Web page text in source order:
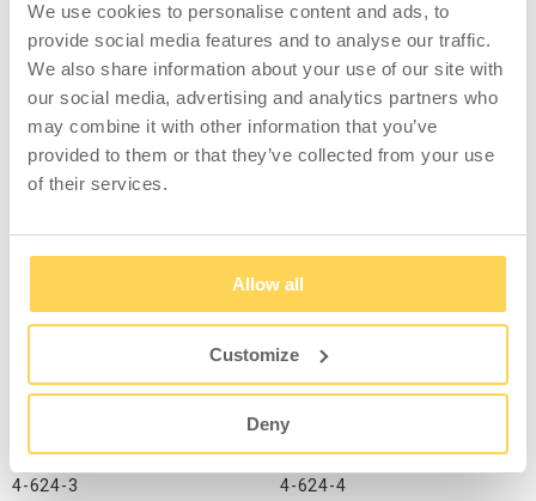
We use cookies to personalise content and ads, to
provide social media features and to analyse our traffic.
We also share information about your use of our site with
our social media, advertising and analytics partners who
may combine it with other information that you’ve
provided to them or that they’ve collected from your use
of their services.
Allow all
Customize
Deny
Dokumentenschrank
Flatpack inklusive 4
Regalböden
1800x920x420 mm
4-602-33
Zum Einsehen von Preisen
Materialschrank 300
1950x920x420 mm Grau
4-622-3
Materialschrank 300 Grau
4-624-3
Materialschrank 300 Weiß
1800x800x380 mm
4-624-4